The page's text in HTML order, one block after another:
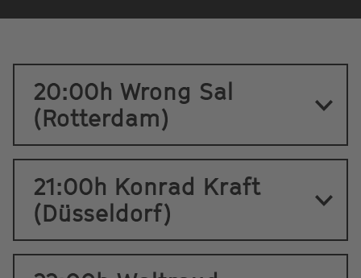
20:00h Wrong Sal
(Rotterdam)
21:00h Konrad Kraft
(Düsseldorf)